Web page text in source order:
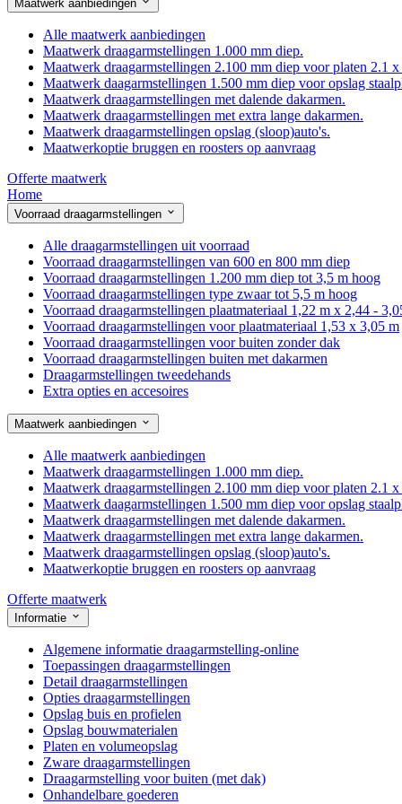
Maatwerk aanbiedingen
Alle maatwerk aanbiedingen
Maatwerk draagarmstellingen 1.000 mm diep.
Maatwerk draagarmstellingen 2.100 mm diep voor platen 2.1 x
Maatwerk daagarmstellingen 1.500 mm diep voor opslag
Maatwerk draagarmstellingen met dalende dakarmen.
Maatwerk draagarmstellingen met extra lange dakarmen.
Maatwerk draagarmstellingen opslag (sloop)auto's.
Maatwerkoptie bruggen en roosters op aanvraag
Offerte maatwerk
Home
Voorraad draagarmstellingen
Alle draagarmstellingen uit voorraad
Voorraad draagarmstellingen van 600 en 800 mm diep
Voorraad draagarmstellingen 1.200 mm diep tot 3,5 m hoog
Voorraad draagarmstellingen type zwaar tot 5,5 m hoog
Voorraad draagarmstellingen plaatmateriaal 1,22 m x 2,44 -
Voorraad draagarmstellingen voor plaatmateriaal 1,53 x 3,05 m
Voorraad draagarmstellingen voor buiten zonder dak
Voorraad draagarmstellingen buiten met dakarmen
Draagarmstellingen tweedehands
Extra opties en accesoires
Maatwerk aanbiedingen
Alle maatwerk aanbiedingen
Maatwerk draagarmstellingen 1.000 mm diep.
Maatwerk draagarmstellingen 2.100 mm diep voor platen 2.1 x
Maatwerk daagarmstellingen 1.500 mm diep voor opslag
Maatwerk draagarmstellingen met dalende dakarmen.
Maatwerk draagarmstellingen met extra lange dakarmen.
Maatwerk draagarmstellingen opslag (sloop)auto's.
Maatwerkoptie bruggen en roosters op aanvraag
Offerte maatwerk
Informatie
Algemene informatie draagarmstelling-online
Toepassingen draagarmstellingen
Detail draagarmstellingen
Opties draagarmstellingen
Opslag buis en profielen
Opslag bouwmaterialen
Platen en volumeopslag
Zware draagarmstellingen
Draagarmstelling voor buiten (met dak)
Onhandelbare goederen